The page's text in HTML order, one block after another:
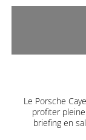
Le Porsche
profiter
briefing en